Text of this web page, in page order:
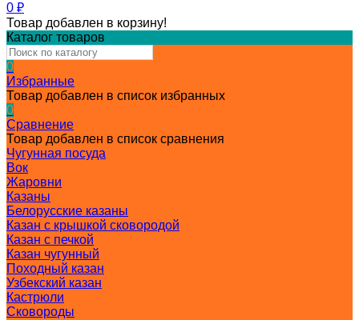
0 ₽
Товар добавлен в корзину!
Каталог товаров
0
Избранные
Товар добавлен в список избранных
0
Сравнение
Товар добавлен в список сравнения
Чугунная посуда
Вок
Жаровни
Казаны
Белорусские казаны
Казан с крышкой сковородой
Казан с печкой
Казан чугунный
Походный казан
Узбекский казан
Кастрюли
Сковороды